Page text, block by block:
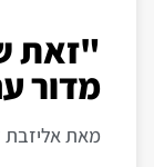
"זאת
מדור
מאת אליזבת